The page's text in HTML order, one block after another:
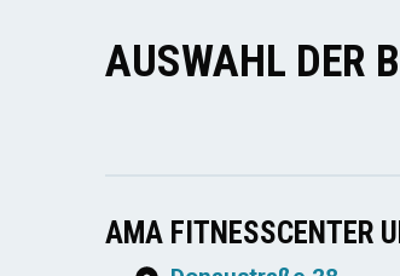
AUSWAHL DER
AMA FITNESSCENTER